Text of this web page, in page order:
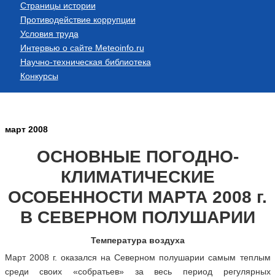
Страницы истории
Противодействие коррупции
Условия труда
Интервью о сайте Meteoinfo.ru
Научно-техническая библиотека
Конкурсы
март 2008
ОСНОВНЫЕ ПОГОДНО-
КЛИМАТИЧЕСКИЕ
ОСОБЕННОСТИ МАРТА 2008 г.
В СЕВЕРНОМ ПОЛУШАРИИ
Температура воздуха
Март 2008 г. оказался на Северном полушарии самым теплым
среди своих «собратьев» за весь период регулярных